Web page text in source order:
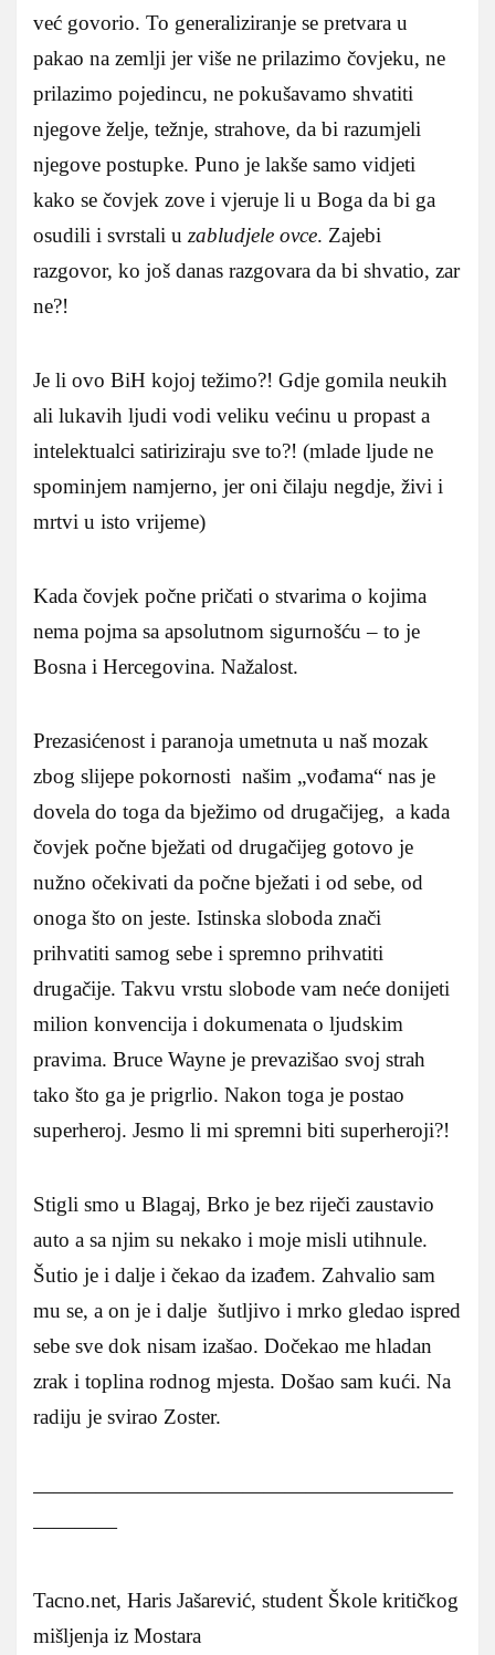
već govorio. To generaliziranje se pretvara u
pakao na zemlji jer više ne prilazimo čovjeku, ne
prilazimo pojedincu, ne pokušavamo shvatiti
njegove želje, težnje, strahove, da bi razumjeli
njegove postupke. Puno je lakše samo vidjeti
kako se čovjek zove i vjeruje li u Boga da bi ga
osudili i svrstali u zabludjele ovce. Zajebi
razgovor, ko još danas razgovara da bi shvatio, zar
ne?!
Je li ovo BiH kojoj težimo?! Gdje gomila neukih
ali lukavih ljudi vodi veliku većinu u propast a
intelektualci satiriziraju sve to?! (mlade ljude ne
spominjem namjerno, jer oni čilaju negdje, živi i
mrtvi u isto vrijeme)
Kada čovjek počne pričati o stvarima o kojima
nema pojma sa apsolutnom sigurnošću – to je
Bosna i Hercegovina. Nažalost.
Prezasićenost i paranoja umetnuta u naš mozak
zbog slijepe pokornosti našim „vođama“ nas je
dovela do toga da bježimo od drugačijeg, a kada
čovjek počne bježati od drugačijeg gotovo je
nužno očekivati da počne bježati i od sebe, od
onoga što on jeste. Istinska sloboda znači
prihvatiti samog sebe i spremno prihvatiti
drugačije. Takvu vrstu slobode vam neće donijeti
milion konvencija i dokumenata o ljudskim
pravima. Bruce Wayne je prevazišao svoj strah
tako što ga je prigrlio. Nakon toga je postao
superheroj. Jesmo li mi spremni biti superheroji?!
Stigli smo u Blagaj, Brko je bez riječi zaustavio
auto a sa njim su nekako i moje misli utihnule.
Šutio je i dalje i čekao da izađem. Zahvalio sam
mu se, a on je i dalje šutljivo i mrko gledao ispred
sebe sve dok nisam izašao. Dočekao me hladan
zrak i toplina rodnog mjesta. Došao sam kući. Na
radiju je svirao Zoster.
————————————————————
————
Tacno.net, Haris Jašarević, student Škole kritičkog
mišljenja iz Mostara